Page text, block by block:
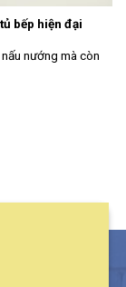
bếp hiện đại
nướng mà còn